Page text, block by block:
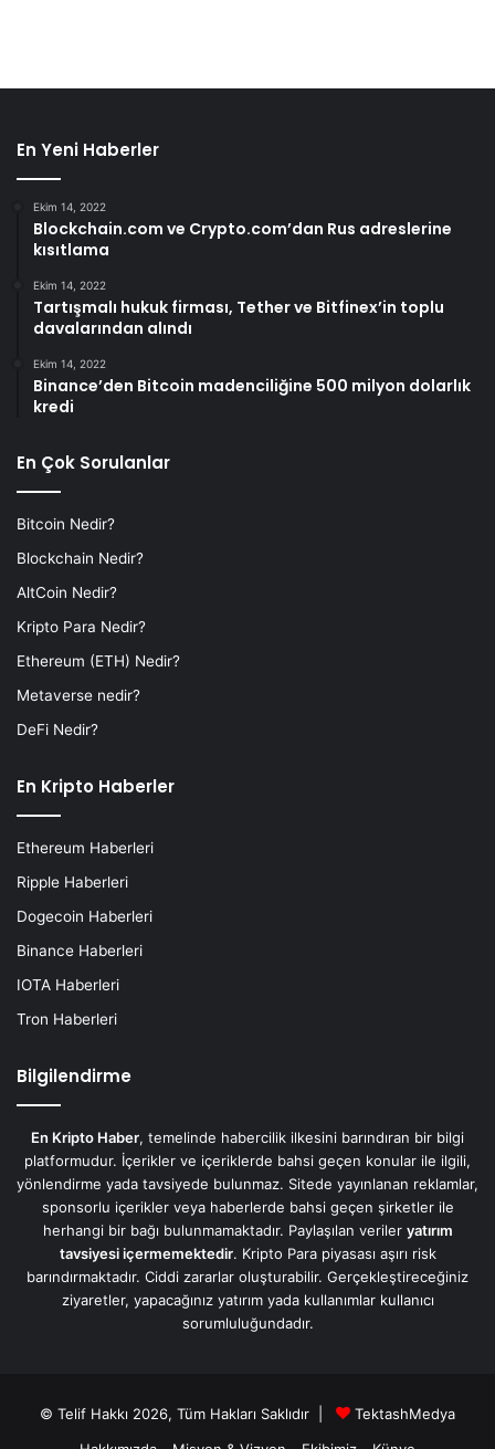
En Yeni Haberler
Ekim 14, 2022
Blockchain.com ve Crypto.com’dan Rus adreslerine
kısıtlama
Ekim 14, 2022
Tartışmalı hukuk firması, Tether ve Bitfinex’in toplu
davalarından alındı
Ekim 14, 2022
Binance’den Bitcoin madenciliğine 500 milyon dolarlık
kredi
En Çok Sorulanlar
Bitcoin Nedir?
Blockchain Nedir?
AltCoin Nedir?
Kripto Para Nedir?
Ethereum (ETH) Nedir?
Metaverse nedir?
DeFi Nedir?
En Kripto Haberler
Ethereum Haberleri
Ripple Haberleri
Dogecoin Haberleri
Binance Haberleri
IOTA Haberleri
Tron Haberleri
Bilgilendirme
En Kripto Haber, temelinde habercilik ilkesini barındıran bir bilgi
platformudur. İçerikler ve içeriklerde bahsi geçen konular ile ilgili,
yönlendirme yada tavsiyede bulunmaz. Sitede yayınlanan reklamlar,
sponsorlu içerikler veya haberlerde bahsi geçen şirketler ile
herhangi bir bağı bulunmamaktadır. Paylaşılan veriler yatırım
tavsiyesi içermemektedir. Kripto Para piyasası aşırı risk
barındırmaktadır. Ciddi zararlar oluşturabilir. Gerçekleştireceğiniz
ziyaretler, yapacağınız yatırım yada kullanımlar kullanıcı
sorumluluğundadır.
© Telif Hakkı 2026, Tüm Hakları Saklıdır |
TektashMedya